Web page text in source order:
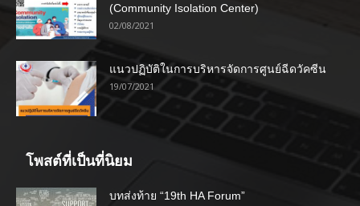
(Community Isolation Center)
02/08/2021
แนวปฏิบัติในการบริหารจัดการศูนย์ฉีดวัคซีน
19/07/2021
โพสต์ที่เป็นที่นิยม
บทส่งท้าย “19th HA Forum”